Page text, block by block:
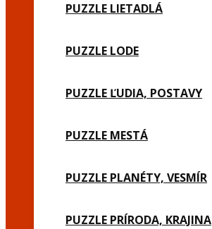
PUZZLE LIETADLÁ
PUZZLE LODE
PUZZLE ĽUDIA, POSTAVY
PUZZLE MESTÁ
PUZZLE PLANÉTY, VESMÍR
PUZZLE PRÍRODA, KRAJINA